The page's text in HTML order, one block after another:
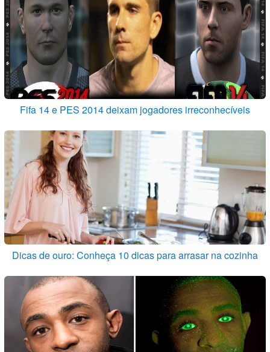
Fifa 14 e PES 2014 deixam jogadores irreconhecíveis
Dicas de ouro: Conheça 10 dicas para arrasar na cozinha